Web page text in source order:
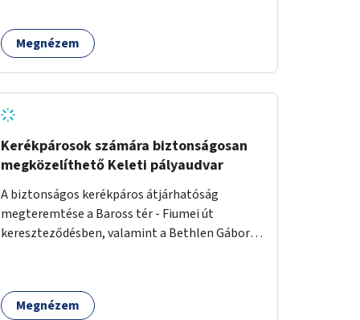
Megnézem
Kerékpárosok számára biztonságosan
megközelíthető Keleti pályaudvar
A biztonságos kerékpáros átjárhatóság
megteremtése a Baross tér - Fiumei út
kereszteződésben, valamint a Bethlen Gábor
Megnézem